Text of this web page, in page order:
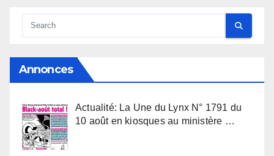
Annonces
Actualité: La Une du Lynx N° 1791 du
10 août en kiosques au ministère …